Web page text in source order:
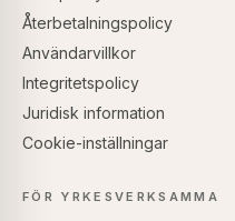
Återbetalningspolicy
Användarvillkor
Integritetspolicy
Juridisk information
Cookie-inställningar
FÖR YRKESVERKSAMMA